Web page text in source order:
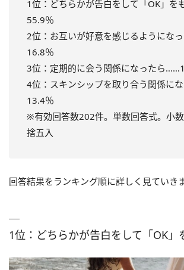
1位：どちらかが告白をして「OK」
55.9％
2位：お互いが好意を感じるようにな
16.8％
3位：定期的に会う関係になったら
4位：スキンシップを取り合う関係に
13.4％
※有効回答数202件。単数回答式。小
捨五入
回答結果をランキング順に詳しく見ていき
1位：どちらかが告白をして「OK」